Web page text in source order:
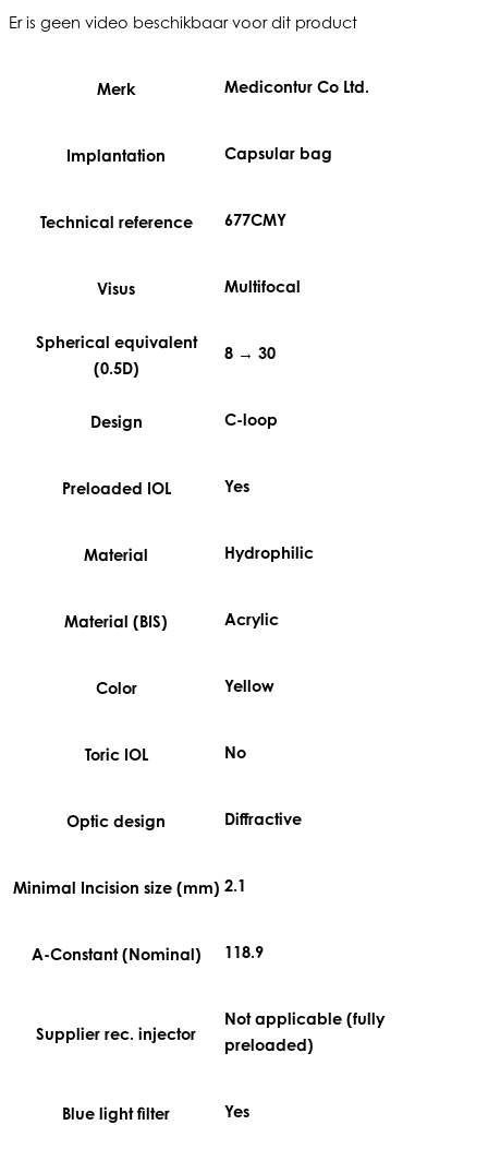
Er is geen video beschikbaar voor dit product
Merk Medicontur Co Ltd.
Implantation Capsular bag
Technical reference 677CMY
Visus Multifocal
Spherical equivalent
(0.5D)
8 → 30
Design C-loop
Preloaded IOL Yes
Material Hydrophilic
Material (BIS) Acrylic
Color Yellow
Toric IOL No
Optic design Diffractive
Minimal Incision size (mm) 2.1
A-Constant (Nominal) 118.9
Supplier rec. injector
Not applicable (fully
preloaded)
Blue light filter Yes